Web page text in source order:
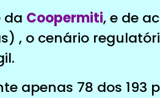
da Coopermiti, e de
, o cenário
apenas 78 dos 193